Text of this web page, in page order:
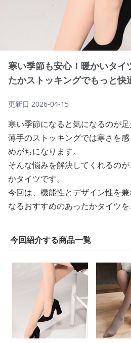
寒い季節も安心！暖かいタイ
たかストッキングでもっと快
更新日 2026-04-15
寒い季節になると気になるのが足
薄手のストッキングでは寒さを
めがちになります。
そんな悩みを解決してくれるの
かタイツです。
今回は、機能性とデザイン性を
なるおすすめのあったかタイツを
今回紹介する商品一覧